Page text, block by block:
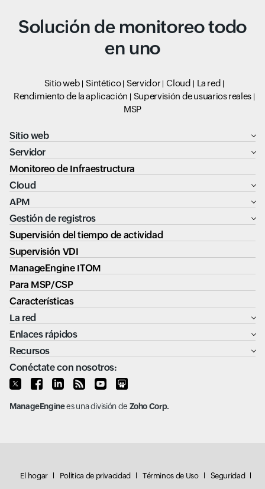
Solución de monitoreo todo
en uno
Sitio web Sintético Servidor Cloud
La red
Rendimiento de la aplicación
Supervisión de usuarios reales
MSP
Sitio web
Servidor
Monitoreo de Infraestructura
Cloud
APM
Gestión de registros
Supervisión del tiempo de actividad
Supervisión VDI
ManageEngine ITOM
Para MSP/CSP
Características
La red
Enlaces rápidos
Recursos
Conéctate con nosotros:
ManageEnginees una división de Zoho Corp.
El hogar Política de privacidad Términos de Uso Seguridad